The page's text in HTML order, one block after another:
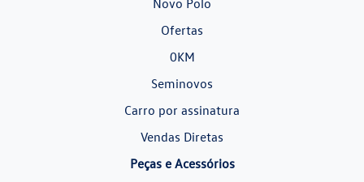
Novo Polo
Ofertas
0KM
Seminovos
Carro por assinatura
Vendas Diretas
Peças e Acessórios